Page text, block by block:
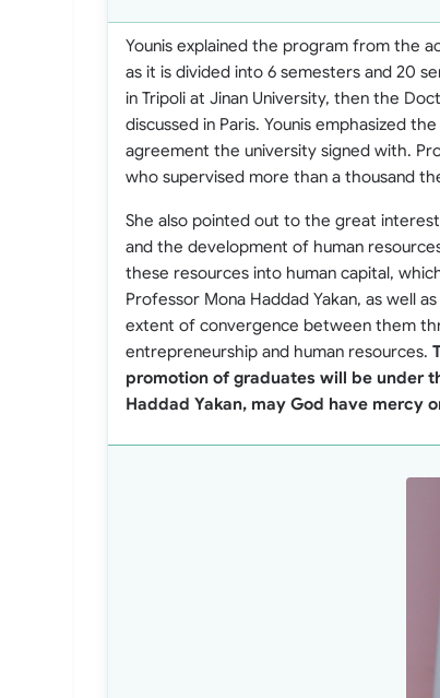
Younis explained the program from the
as it is divided into 6 semesters and 20
in Tripoli at Jinan University, then the
discussed in Paris. Younis emphasized
agreement the university signed with.
who supervised more than a thousand
She also pointed out to the great
and the development of human
these resources into human capital,
Professor Mona Haddad Yakan, as well
extent of convergence between them
entrepreneurship and human resources.
promotion of graduates will be under
Haddad Yakan, may God have mercy